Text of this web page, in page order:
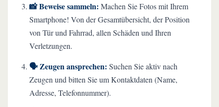
📸 Beweise sammeln: Machen Sie Fotos mit Ihrem
Smartphone! Von der Gesamtübersicht, der Position
von Tür und Fahrrad, allen Schäden und Ihren
Verletzungen.
🗣️ Zeugen ansprechen: Suchen Sie aktiv nach
Zeugen und bitten Sie um Kontaktdaten (Name,
Adresse, Telefonnummer).